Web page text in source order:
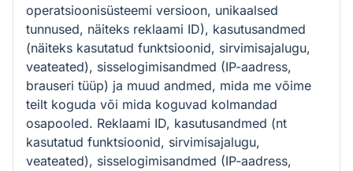
operatsioonisüsteemi versioon, unikaalsed
tunnused, näiteks reklaami ID), kasutusandmed
(näiteks kasutatud funktsioonid, sirvimisajalugu,
veateated), sisselogimisandmed (IP-aadress,
brauseri tüüp) ja muud andmed, mida me võime
teilt koguda või mida koguvad kolmandad
osapooled. Reklaami ID, kasutusandmed (nt
kasutatud funktsioonid, sirvimisajalugu,
veateated), sisselogimisandmed (IP-aadress,